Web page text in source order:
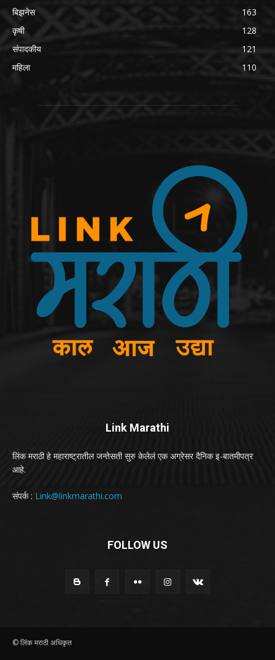
बिझनेस
163
कृषी
128
संपादकीय
121
महिला
110
Link Marathi
लिंक मराठी हे महाराष्ट्रातील जन्तेसती सुरु केलेलं एक अग्रेसर दैनिक इ-बातमीपत्र
आहे.
संपर्क : Link@linkmarathi.com
FOLLOW US
© लिंक मराठी अधिकृत